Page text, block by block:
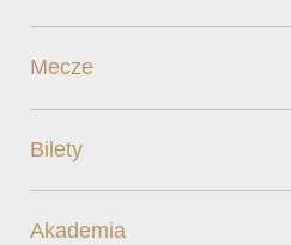
Mecze
Bilety
Akademia